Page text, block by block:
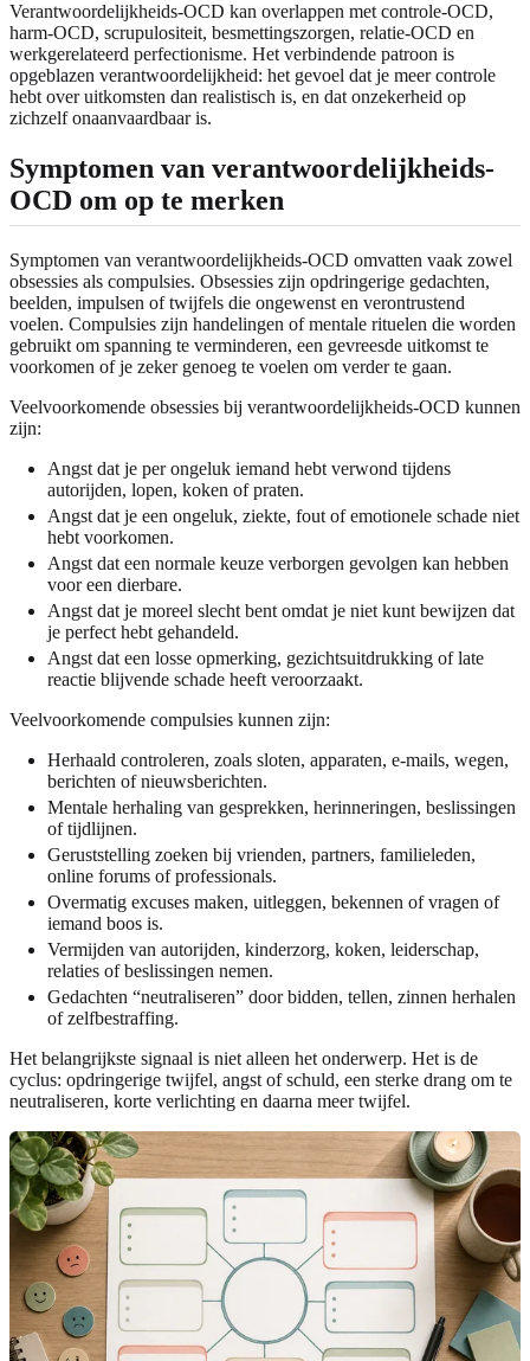
Verantwoordelijkheids-OCD kan overlappen met controle-OCD,
harm-OCD, scrupulositeit, besmettingszorgen, relatie-OCD en
werkgerelateerd perfectionisme. Het verbindende patroon is
opgeblazen verantwoordelijkheid: het gevoel dat je meer controle
hebt over uitkomsten dan realistisch is, en dat onzekerheid op
zichzelf onaanvaardbaar is.
Symptomen van verantwoordelijkheids-
OCD om op te merken
Symptomen van verantwoordelijkheids-OCD omvatten vaak zowel
obsessies als compulsies. Obsessies zijn opdringerige gedachten,
beelden, impulsen of twijfels die ongewenst en verontrustend
voelen. Compulsies zijn handelingen of mentale rituelen die worden
gebruikt om spanning te verminderen, een gevreesde uitkomst te
voorkomen of je zeker genoeg te voelen om verder te gaan.
Veelvoorkomende obsessies bij verantwoordelijkheids-OCD kunnen
zijn:
Angst dat je per ongeluk iemand hebt verwond tijdens
autorijden, lopen, koken of praten.
Angst dat je een ongeluk, ziekte, fout of emotionele schade niet
hebt voorkomen.
Angst dat een normale keuze verborgen gevolgen kan hebben
voor een dierbare.
Angst dat je moreel slecht bent omdat je niet kunt bewijzen dat
je perfect hebt gehandeld.
Angst dat een losse opmerking, gezichtsuitdrukking of late
reactie blijvende schade heeft veroorzaakt.
Veelvoorkomende compulsies kunnen zijn:
Herhaald controleren, zoals sloten, apparaten, e-mails, wegen,
berichten of nieuwsberichten.
Mentale herhaling van gesprekken, herinneringen, beslissingen
of tijdlijnen.
Geruststelling zoeken bij vrienden, partners, familieleden,
online forums of professionals.
Overmatig excuses maken, uitleggen, bekennen of vragen of
iemand boos is.
Vermijden van autorijden, kinderzorg, koken, leiderschap,
relaties of beslissingen nemen.
Gedachten “neutraliseren” door bidden, tellen, zinnen herhalen
of zelfbestraffing.
Het belangrijkste signaal is niet alleen het onderwerp. Het is de
cyclus: opdringerige twijfel, angst of schuld, een sterke drang om te
neutraliseren, korte verlichting en daarna meer twijfel.